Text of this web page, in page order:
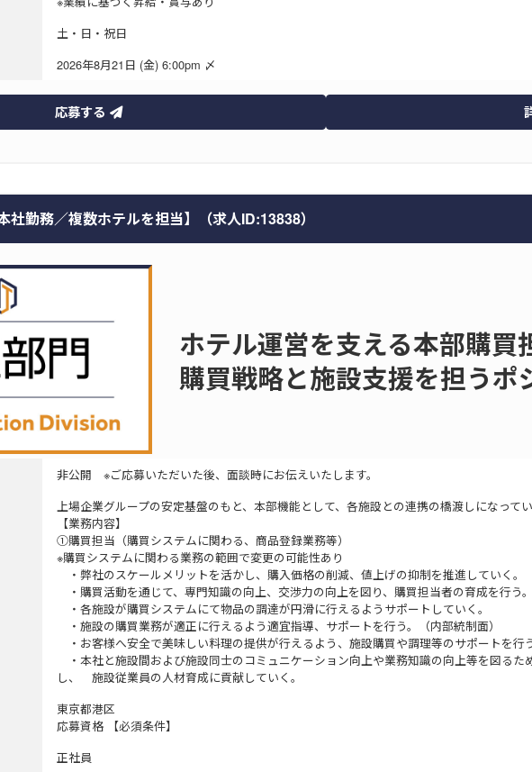
土・日・祝日
2026年8月21日 (金) 6:00pm 〆
応募する
社勤務／複数ホテルを担当】（求人ID:13838）
ホテル運営を支える本部購買
購買戦略と施設支援を担うポ
非公開 ※ご応募いただいた後、面談時にお伝えいたします。
上場企業グループの安定基盤のもと、本部機能として、各施設との連携の橋渡しになって
【業務内容】
①購買担当（購買システムに関わる、商品登録業務等）
※購買システムに関わる業務の範囲で変更の可能性あり
・弊社のスケールメリットを活かし、購入価格の削減、値上げの抑制を推進していく。
・購買活動を通じて、専門知識の向上、交渉力の向上を図り、購買担当者の育成を行う
・各施設が購買システムにて物品の調達が円滑に行えるようサポートしていく。
・施設の購買業務が適正に行えるよう適宜指導、サポートを行う。（内部統制面）
・お客様へ安全で美味しい料理の提供が行えるよう、施設購買や調理等のサポートを行う
・本社と施設間および施設同士のコミュニケーション向上や業務知識の向上等を図る
し、 施設従業員の人材育成に貢献していく。
東京都港区
応募資格 【必須条件】
正社員